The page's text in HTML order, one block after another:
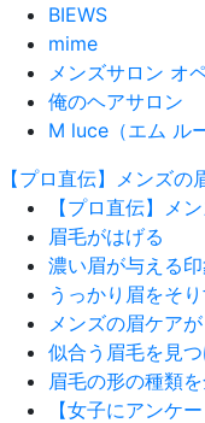
BIEWS
mime
メンズサロン オ
俺のヘアサロン
M luce（エム ル
【プロ直伝】メンズの
【プロ直伝】メ
眉毛がはげる
濃い眉が与える
うっかり眉をそ
メンズの眉ケア
似合う眉毛を見
眉毛の形の種類
【女子にアンケ